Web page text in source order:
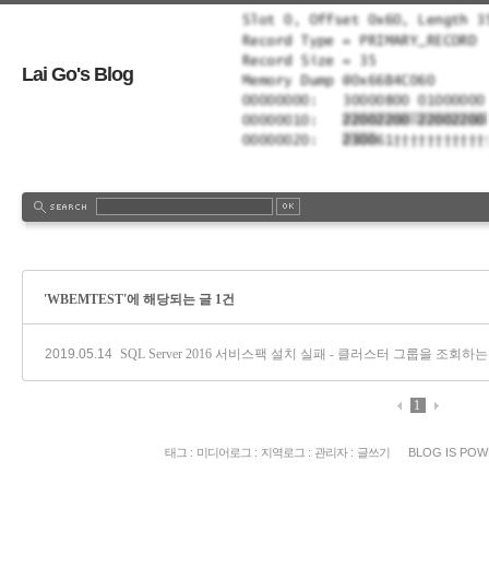
Lai Go's Blog
'WBEMTEST'에 해당되는 글 1건
2019.05.14 SQL Server 2016 서비스팩 설치 실패 - 클러스터 그룹을 조회하
1
태그 : 미디어로그 : 지역로그 : 관리자: 글쓰기 BLOG IS